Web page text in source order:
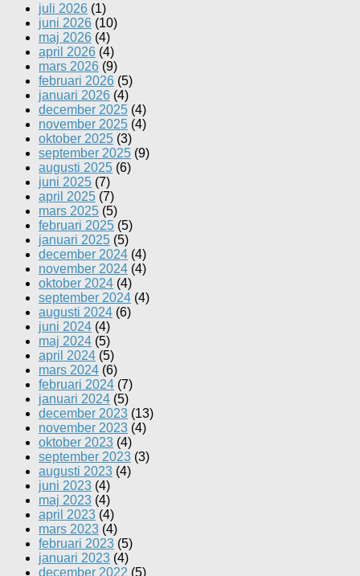
juli 2026 (1)
juni 2026 (10)
maj 2026 (4)
april 2026 (4)
mars 2026 (9)
februari 2026 (5)
januari 2026 (4)
december 2025 (4)
november 2025 (4)
oktober 2025 (3)
september 2025 (9)
augusti 2025 (6)
juni 2025 (7)
april 2025 (7)
mars 2025 (5)
februari 2025 (5)
januari 2025 (5)
december 2024 (4)
november 2024 (4)
oktober 2024 (4)
september 2024 (4)
augusti 2024 (6)
juni 2024 (4)
maj 2024 (5)
april 2024 (5)
mars 2024 (6)
februari 2024 (7)
januari 2024 (5)
december 2023 (13)
november 2023 (4)
oktober 2023 (4)
september 2023 (3)
augusti 2023 (4)
juni 2023 (4)
maj 2023 (4)
april 2023 (4)
mars 2023 (4)
februari 2023 (5)
januari 2023 (4)
december 2022 (5)